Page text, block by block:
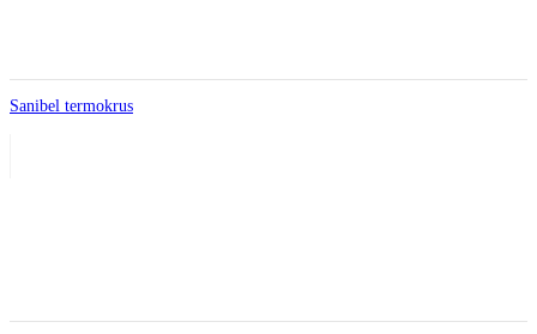
Sanibel termokrus